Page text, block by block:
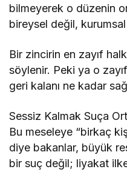
bilmeyerek o düzenin
bireysel değil,
Bir zincirin en zayıf
söylenir. Peki ya o
geri kalanı ne kadar
Sessiz Kalmak Suça
Bu meseleye “birkaç
diye bakanlar, büyük
bir suç değil; liyakat